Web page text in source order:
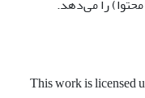
را می‌دهد.
This work is licensed